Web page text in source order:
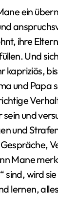
ein
ihre
Und
kapriziös,
und Papa
und
und
Mane
sind, wird
lernen,